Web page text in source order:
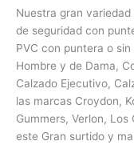
Nuestra gran
de seguridad con
PVC con puntera o
Hombre y de Dama,
Calzado Ejecutivo,
las marcas Croydon,
Gummers, Verlon,
este Gran surtido y